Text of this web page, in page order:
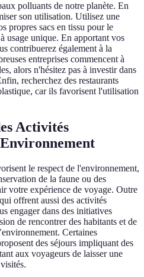
polluants de notre planète. En
son utilisation. Utilisez une
propres sacs en tissu pour le
usage unique. En apportant vos
contribuerez également à la
entreprises commencent à
alors n'hésitez pas à investir dans
recherchez des restaurants
car ils favorisent l'utilisation
Activités
le respect de l'environnement,
de la faune ou des
votre expérience de voyage. Outre
offrent aussi des activités
engager dans des initiatives
de rencontrer des habitants et de
Certaines
des séjours impliquant des
aux voyageurs de laisser une